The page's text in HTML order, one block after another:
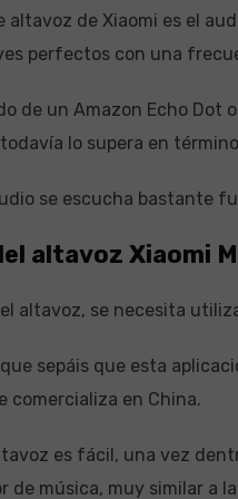
altavoz de Xiaomi es el
perfectos con una
de un Amazon Echo Dot
lo supera en
se escucha bastante
altavoz Xiaomi Mi
altavoz, se necesita
sepáis que esta
comercializa en China.
es fácil, una vez
de música, muy similar a